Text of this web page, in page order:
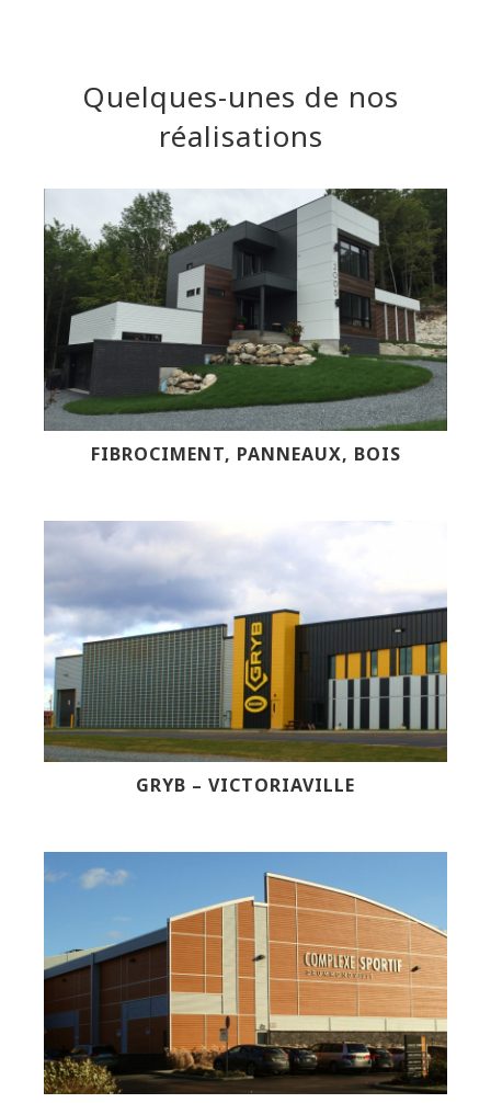
Quelques-unes de nos
réalisations
FIBROCIMENT, PANNEAUX, BOIS
GRYB – VICTORIAVILLE